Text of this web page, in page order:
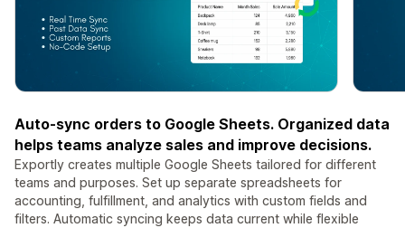
Auto-sync orders to Google Sheets. Organized data
helps teams analyze sales and improve decisions.
Exportly creates multiple Google Sheets tailored for different
teams and purposes. Set up separate spreadsheets for
accounting, fulfillment, and analytics with custom fields and
filters. Automatic syncing keeps data current while flexible